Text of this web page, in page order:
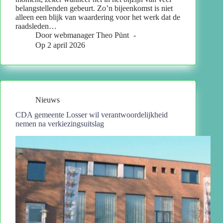
belangstellenden gebeurt. Zo’n bijeenkomst is niet
alleen een blijk van waardering voor het werk dat de
raadsleden…
Door webmanager Theo Pünt
Op 2 april 2026
Nieuws
CDA gemeente Losser wil verantwoordelijkheid
nemen na verkiezingsuitslag